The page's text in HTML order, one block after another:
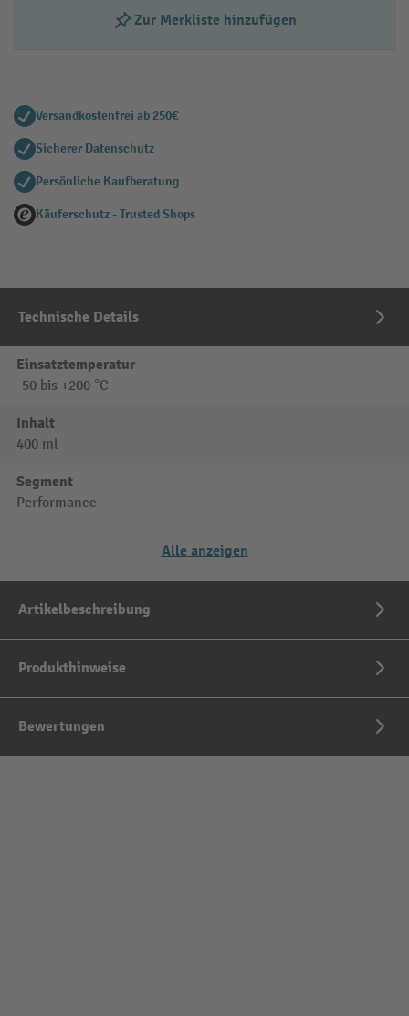
Zur Merkliste hinzufügen
Versandkostenfrei ab 250€
Sicherer Datenschutz
Persönliche Kaufberatung
Käuferschutz - Trusted Shops
Technische Details
Einsatztemperatur
-50 bis +200 °C
Inhalt
400 ml
Segment
Performance
Alle anzeigen
Artikelbeschreibung
Produkthinweise
Bewertungen